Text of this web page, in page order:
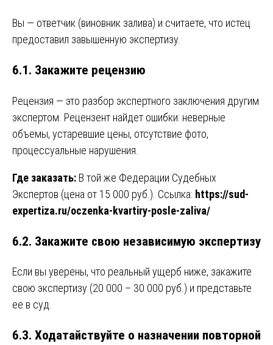
Вы — ответчик (виновник залива) и считаете, что истец
предоставил завышенную экспертизу.
6.1. Закажите рецензию
Рецензия — это разбор экспертного заключения другим
экспертом. Рецензент найдет ошибки: неверные
объемы, устаревшие цены, отсутствие фото,
процессуальные нарушения.
Где заказать: В той же Федерации Судебных
Экспертов (цена от 15 000 руб.). Ссылка: https://sud-
expertiza.ru/oczenka-kvartiry-posle-zaliva/
6.2. Закажите свою независимую экспертизу
Если вы уверены, что реальный ущерб ниже, закажите
свою экспертизу (20 000 – 30 000 руб.) и представьте
ее в суд.
6.3. Ходатайствуйте о назначении повторной